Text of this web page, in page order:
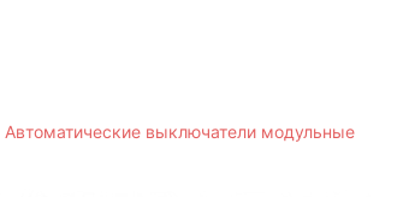
Автоматические выключатели модульные